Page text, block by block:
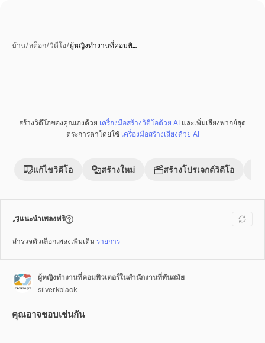
บ้าน/สต็อก/วิดีโอ/ผู้หญิงทำงานที่คอมพิ…
พรีเมี่ยม
สร้างวิดีโอของคุณเองด้วย เครื่องมือสร้างวิดีโอด้วย AI และเพิ่มเสียงพากย์สุด
ตระการตาโดยใช้ เครื่องมือสร้างเสียงด้วย AI
แก้ไขวิดีโอ สร้างใหม่ สร้างโปรเจกต์วิดีโอ
แนะนำเพลงฟรี
สำรวจตัวเลือกเพลงเพิ่มเติม รายการ
ผู้หญิงทำงานที่คอมพิวเตอร์ในสำนักงานที่ทันสมัย
silverkblack
คุณอาจชอบเช่นกัน